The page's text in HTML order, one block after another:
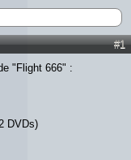
#1
"Flight 666" :
DVDs)